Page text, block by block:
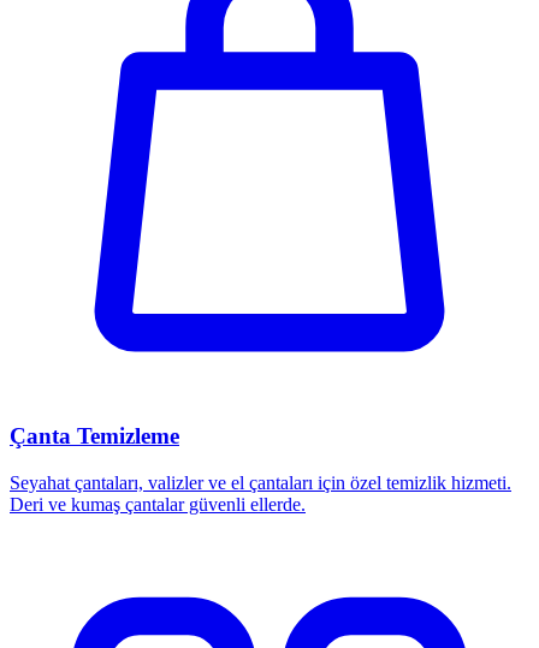
Çanta Temizleme
Seyahat çantaları, valizler ve el çantaları için özel temizlik hizmeti.
Deri ve kumaş çantalar güvenli ellerde.